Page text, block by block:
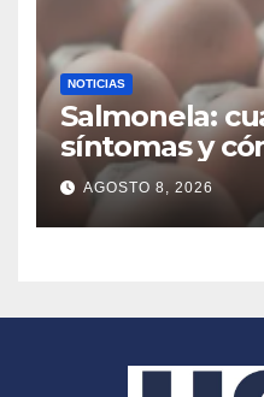
NOTICIAS
Salmonela:
síntomas y
infecciones
AGOSTO 8, 2026